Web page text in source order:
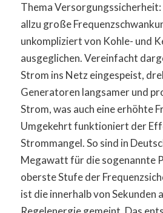
Thema
allzu große
unkompliziert von Kohle- und
ausgeglichen. Vereinfacht
Strom ins Netz eingespeist,
Generatoren langsamer und
Strom, was auch eine erhöhte
Umgekehrt funktioniert der
Strommangel. So sind in
Megawatt für die sogenannte
oberste Stufe der
ist die innerhalb von Sekunden